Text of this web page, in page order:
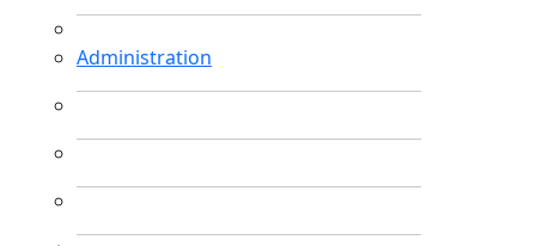
Administration